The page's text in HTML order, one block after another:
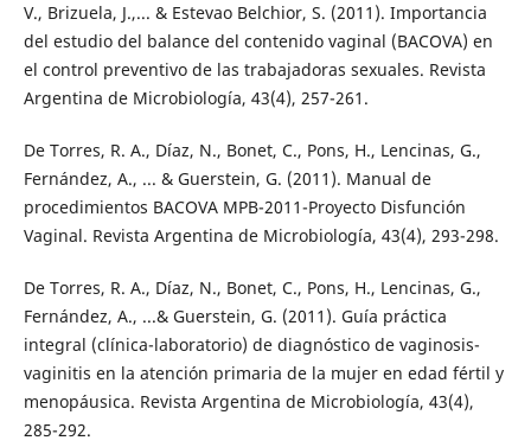
V., Brizuela, J.,... & Estevao Belchior, S. (2011). Importancia
del estudio del balance del contenido vaginal (BACOVA) en
el control preventivo de las trabajadoras sexuales. Revista
Argentina de Microbiología, 43(4), 257-261.
De Torres, R. A., Díaz, N., Bonet, C., Pons, H., Lencinas, G.,
Fernández, A., ... & Guerstein, G. (2011). Manual de
procedimientos BACOVA MPB-2011-Proyecto Disfunción
Vaginal. Revista Argentina de Microbiología, 43(4), 293-298.
De Torres, R. A., Díaz, N., Bonet, C., Pons, H., Lencinas, G.,
Fernández, A., ...& Guerstein, G. (2011). Guía práctica
integral (clínica-laboratorio) de diagnóstico de vaginosis-
vaginitis en la atención primaria de la mujer en edad fértil y
menopáusica. Revista Argentina de Microbiología, 43(4),
285-292.